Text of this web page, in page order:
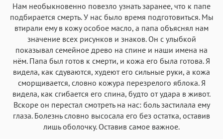
Нам необыкновенно повезло узнать заранее, что к папе
подбирается смерть. У нас было время подготовиться. Мы
втирали ему в кожу особое масло, а папа объяснял нам
значение всех рисунков и знаков. Он с улыбкой
показывал семейное древо на спине и наши имена на
нём. Папа был готов к смерти, и кожа его была готова. Я
видела, как сдуваются, худеют его сильные руки, а кожа
сморщивается, словно кожура перезрелого яблока. Я
видела, как сгибается его спина, будто от удара в живот.
Вскоре он перестал смотреть на нас: боль застилала ему
глаза. Болезнь словно высосала его без остатка, оставив
лишь оболочку. Оставив самое важное.